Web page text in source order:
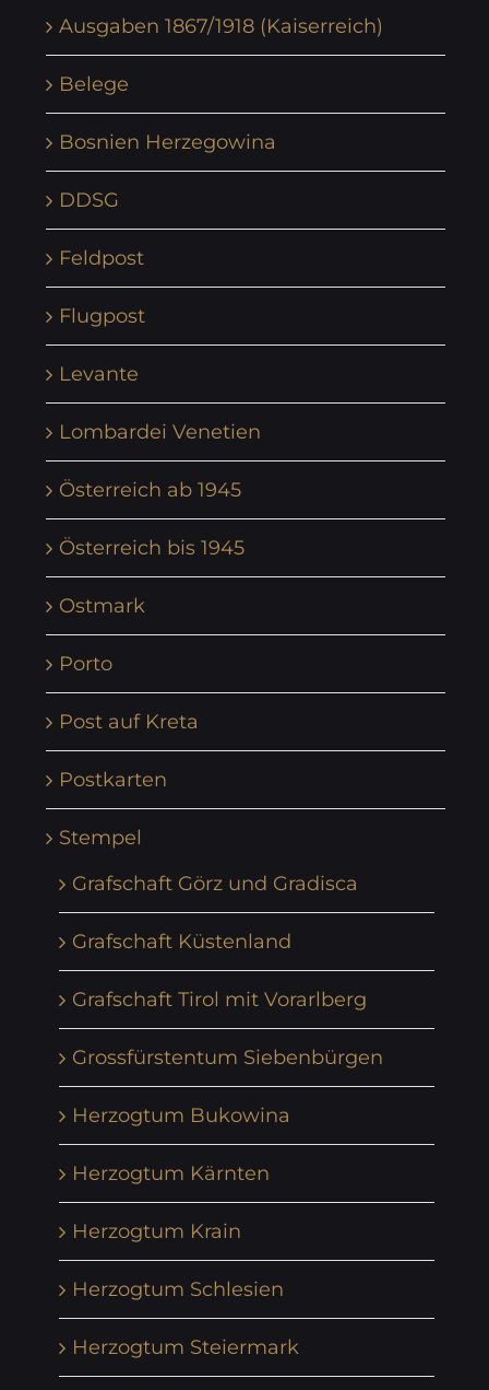
Ausgaben 1867/1918 (Kaiserreich)
Belege
Bosnien Herzegowina
DDSG
Feldpost
Flugpost
Levante
Lombardei Venetien
Österreich ab 1945
Österreich bis 1945
Ostmark
Porto
Post auf Kreta
Postkarten
Stempel
Grafschaft Görz und Gradisca
Grafschaft Küstenland
Grafschaft Tirol mit Vorarlberg
Grossfürstentum Siebenbürgen
Herzogtum Bukowina
Herzogtum Kärnten
Herzogtum Krain
Herzogtum Schlesien
Herzogtum Steiermark